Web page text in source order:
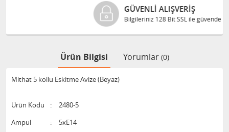
GÜVENLI ALIŞVERIŞ
Bilgileriniz 128 Bit SSL ile güvende
Ürün Bilgisi Yorumlar (0)
Mithat 5 kollu Eskitme Avize (Beyaz)
Ürün Kodu :
2480-5
Ampul
:
5xE14